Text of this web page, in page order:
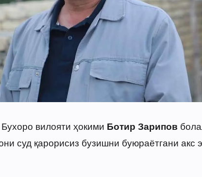
вилояти ҳокими Ботир Зарипов
суд қарорисиз бузишни буюраётгани акс